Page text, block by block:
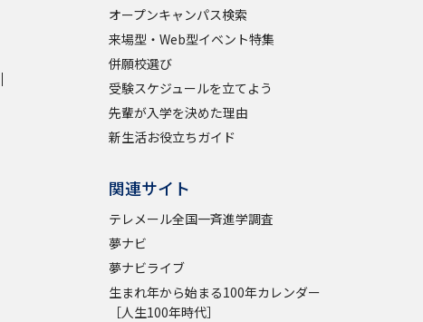
オープンキャンパス検索
来場型・Web型イベント特集
併願校選び
受験スケジュールを立てよう
先輩が入学を決めた理由
新生活お役立ちガイド
関連サイト
テレメール全国一斉進学調査
夢ナビ
夢ナビライブ
生まれ年から始まる100年カレンダー
［人生100年時代］